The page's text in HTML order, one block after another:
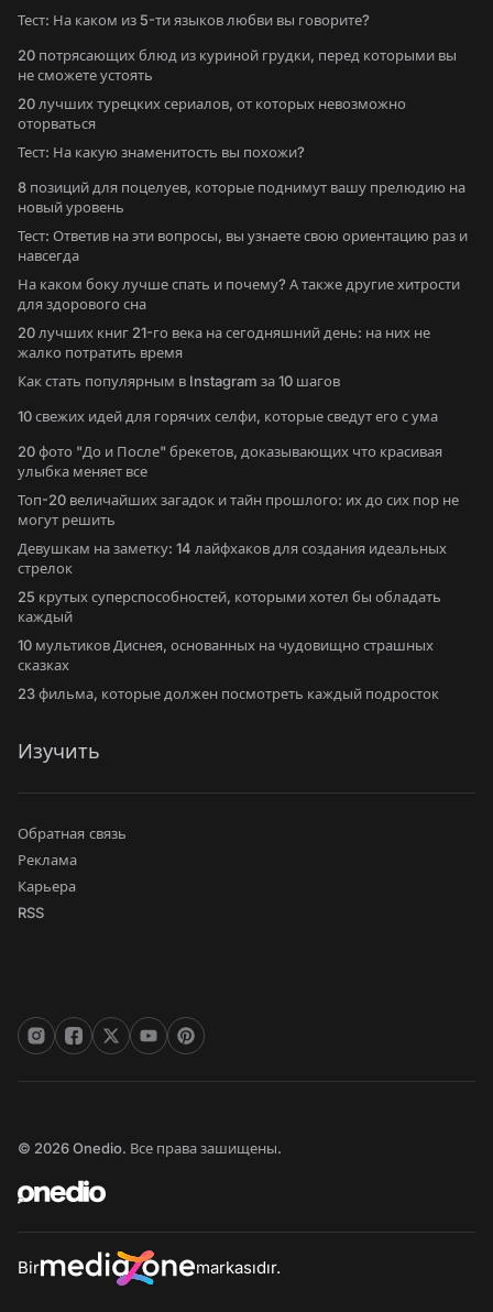
Тест: На каком из 5-ти языков любви вы говорите?
20 потрясающих блюд из куриной грудки, перед которыми вы
не сможете устоять
20 лучших турецких сериалов, от которых невозможно
оторваться
Тест: На какую знаменитость вы похожи?
8 позиций для поцелуев, которые поднимут вашу прелюдию на
новый уровень
Тест: Ответив на эти вопросы, вы узнаете свою ориентацию раз и
навсегда
На каком боку лучше спать и почему? А также другие хитрости
для здорового сна
20 лучших книг 21-го века на сегодняшний день: на них не
жалко потратить время
Как стать популярным в Instagram за 10 шагов
10 свежих идей для горячих селфи, которые сведут его с ума
20 фото "До и После" брекетов, доказывающих что красивая
улыбка меняет все
Топ-20 величайших загадок и тайн прошлого: их до сих пор не
могут решить
Девушкам на заметку: 14 лайфхаков для создания идеальных
стрелок
25 крутых суперспособностей, которыми хотел бы обладать
каждый
10 мультиков Диснея, основанных на чудовищно страшных
сказках
23 фильма, которые должен посмотреть каждый подросток
Изучить
Обратная связь
Реклама
Карьера
RSS
© 2026 Onedio. Все права зашищены.
Bir markasıdır.